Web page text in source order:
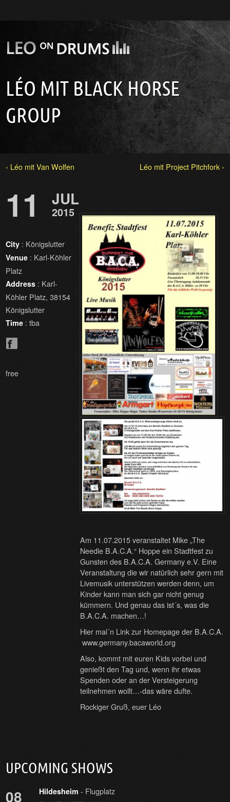
LÉO MIT BLACK HORSE
GROUP
‹ Léo mit Van Wolfen Léo mit Project Pitchfork ›
11 JUL
2015
City : Königslutter
Venue : Karl-Köhler
Platz
Address : Karl-
Köhler Platz, 38154
Königslutter
Time : tba
free
Am 11.07.2015 veranstaltet Mike „The
Needle B.A.C.A.“ Hoppe ein Stadtfest zu
Gunsten des B.A.C.A. Germany e.V. Eine
Veranstaltung die wir natürlich sehr gern mit
Livemusik unterstützen werden denn, um
Kinder kann man sich gar nicht genug
kümmern. Und genau das ist´s, was die
B.A.C.A. machen…!
Hier mal´n Link zur Homepage der B.A.C.A.
www.germany.bacaworld.org
Also, kommt mit euren Kids vorbei und
genießt den Tag und, wenn ihr etwas
Spenden oder an der Versteigerung
teilnehmen wollt…-das wäre dufte.
Rockiger Gruß, euer Léo
UPCOMING SHOWS
08 Hildesheim- Flugplatz